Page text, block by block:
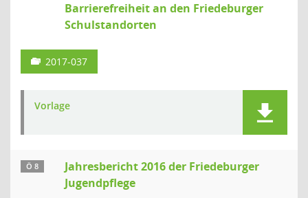
Barrierefreiheit an den Friedeburger
Schulstandorten
2017-037
Vorlage
Ö 8
Jahresbericht 2016 der Friedeburger
Jugendpflege